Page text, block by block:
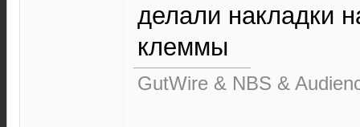
делали накладки
клеммы
GutWire & NBS &